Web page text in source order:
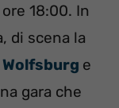
18:00. In
di scena la
Wolfsburg e
gara che